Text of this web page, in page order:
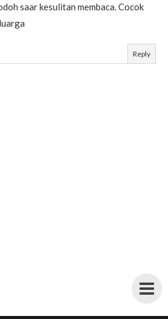
saar kesulitan membaca. Cocok
Reply